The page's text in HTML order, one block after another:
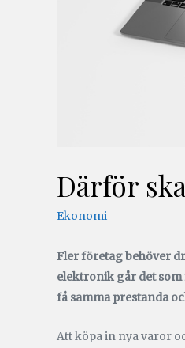
Därför
Ekonomi
Fler företag behöver
elektronik går det
få samma prestanda
Att köpa in nya varor